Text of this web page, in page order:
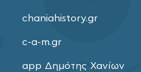
chaniahistory.gr
c-a-m.gr
app Δημότης Χανίων